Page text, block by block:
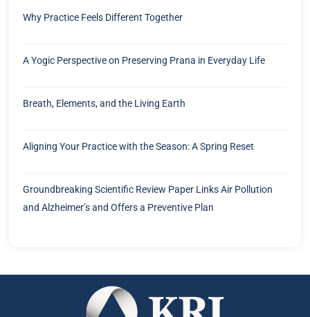
Why Practice Feels Different Together
A Yogic Perspective on Preserving Prana in Everyday Life
Breath, Elements, and the Living Earth
Aligning Your Practice with the Season: A Spring Reset
Groundbreaking Scientific Review Paper Links Air Pollution
and Alzheimer’s and Offers a Preventive Plan